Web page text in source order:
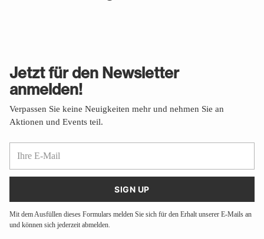
Jetzt für den Newsletter
anmelden!
Verpassen Sie keine Neuigkeiten mehr und nehmen Sie an
Aktionen und Events teil.
SIGN UP
Mit dem Ausfüllen dieses Formulars melden Sie sich für den Erhalt unserer E-Mails an
und können sich jederzeit abmelden.